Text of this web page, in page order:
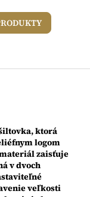
ktorá
logom
zaisťuje
v dvoch
veľkosti